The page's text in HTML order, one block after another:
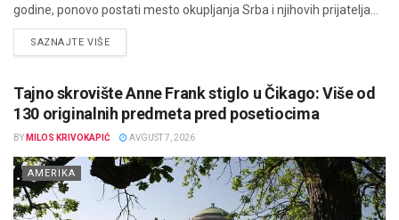
godine, ponovo postati mesto okupljanja Srba i njihovih prijatelja...
SAZNAJTE VIŠEDETAILS
Tajno skrovište Anne Frank stiglo u Čikago: Više od
130 originalnih predmeta pred posetiocima
BY MILOS KRIVOKAPIĆ AVGUST 7, 2026
AMERIKA